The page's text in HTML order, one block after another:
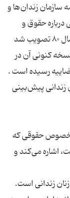
سازمان زندان‌ها و
درباره حقوق و
وظایف زندانیان، اعم از زن و مرد است، نیز در سال ۸۰ تصویب شد
کنونی آن در
قضاییه رسیده است .
زندانی پیش‌بینی
خصوص حقوقی كه
اشاره می‌كند و
ویژه زنان زندانی است.